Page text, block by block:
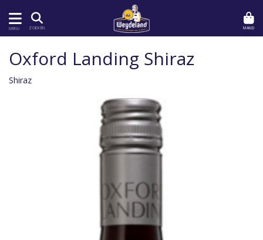
MENU ZOEKEN MAND
Oxford Landing Shiraz
Shiraz